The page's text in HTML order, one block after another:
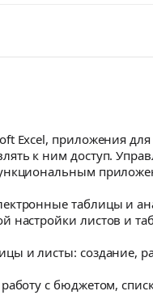
Excel, приложения для
к ним доступ.
таблицы и
настройки листов и
и листы: создание,
работу с бюджетом,